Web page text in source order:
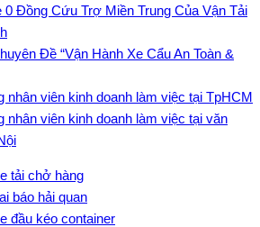
0 Đồng Cứu Trợ Miền Trung Của Vận Tải
Đề “Vận Hành Xe Cẩu An Toàn &
nhân viên kinh doanh làm việc tại TpHCM
nhân viên kinh doanh làm việc tại văn
tải chở hàng
báo hải quan
đầu kéo container